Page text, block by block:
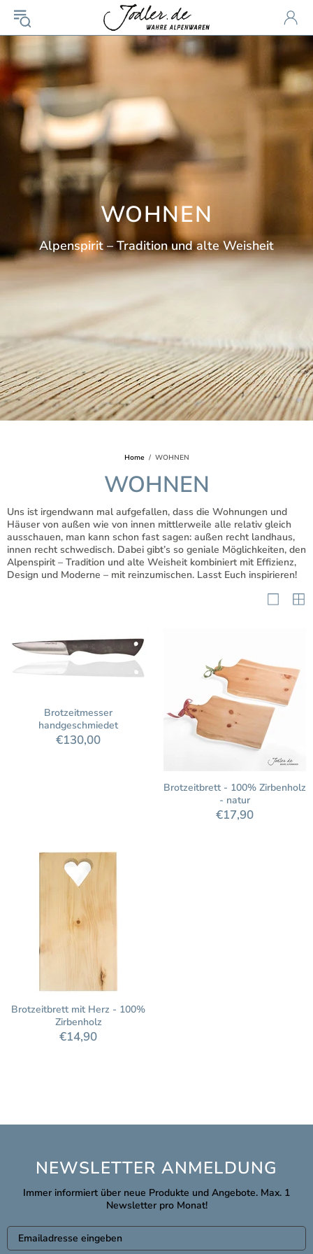
WOHNEN
Alpenspirit – Tradition und alte Weisheit
Home WOHNEN
WOHNEN
Uns ist irgendwann mal aufgefallen, dass die Wohnungen und
Häuser von außen wie von innen mittlerweile alle relativ gleich
ausschauen, man kann schon fast sagen: außen recht landhaus,
innen recht schwedisch. Dabei gibt’s so geniale Möglichkeiten, den
Alpenspirit – Tradition und alte Weisheit kombiniert mit Effizienz,
Design und Moderne – mit reinzumischen. Lasst Euch inspirieren!
Brotzeitmesser
handgeschmiedet
€130,00
Brotzeitbrett - 100% Zirbenholz
- natur
€17,90
Brotzeitbrett mit Herz - 100%
Zirbenholz
€14,90
NEWSLETTER ANMELDUNG
Immer informiert über neue Produkte und Angebote. Max. 1
Newsletter pro Monat!